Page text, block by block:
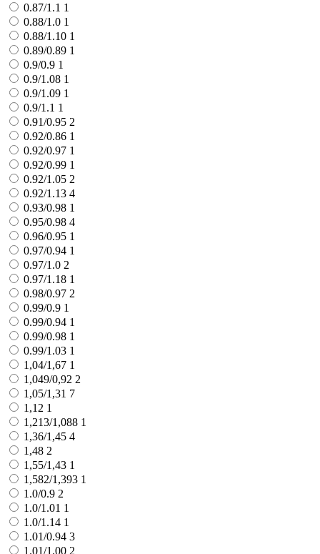
0.87/1.1 1
0.88/1.0 1
0.88/1.10 1
0.89/0.89 1
0.9/0.9 1
0.9/1.08 1
0.9/1.09 1
0.9/1.1 1
0.91/0.95 2
0.92/0.86 1
0.92/0.97 1
0.92/0.99 1
0.92/1.05 2
0.92/1.13 4
0.93/0.98 1
0.95/0.98 4
0.96/0.95 1
0.97/0.94 1
0.97/1.0 2
0.97/1.18 1
0.98/0.97 2
0.99/0.9 1
0.99/0.94 1
0.99/0.98 1
0.99/1.03 1
1,04/1,67 1
1,049/0,92 2
1,05/1,31 7
1,12 1
1,213/1,088 1
1,36/1,45 4
1,48 2
1,55/1,43 1
1,582/1,393 1
1.0/0.9 2
1.0/1.01 1
1.0/1.14 1
1.01/0.94 3
1.01/1.00 2